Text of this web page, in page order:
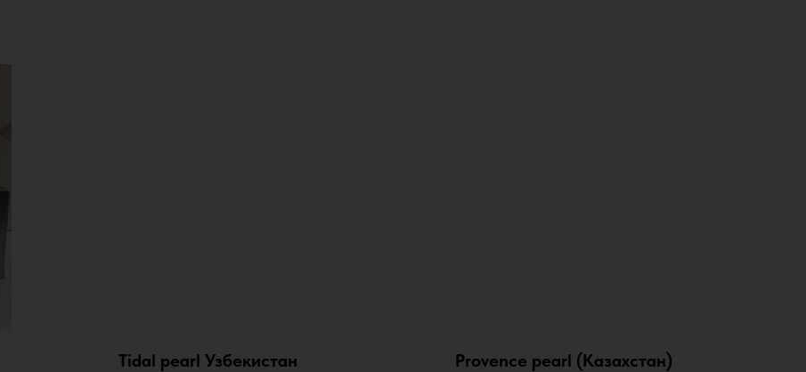
Tidal pearl Узбекистан Provence pearl (Казахстан)